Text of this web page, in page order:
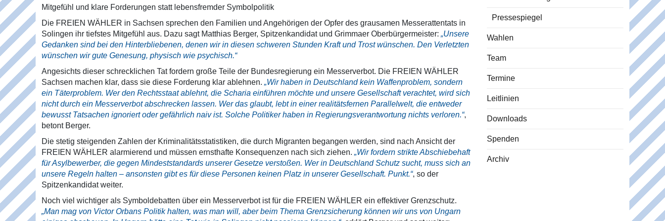
Mitgefühl und klare Forderungen statt lebensfremder Symbolpolitik
Die FREIEN WÄHLER in Sachsen sprechen den Familien und Angehörigen der Opfer des grausamen Messerattentats in
Solingen ihr tiefstes Mitgefühl aus. Dazu sagt Matthias Berger, Spitzenkandidat und Grimmaer Oberbürgermeister: „Unsere
Gedanken sind bei den Hinterbliebenen, denen wir in diesen schweren Stunden Kraft und Trost wünschen. Den Verletzten
wünschen wir gute Genesung, physisch wie psychisch.“
Angesichts dieser schrecklichen Tat fordern große Teile der Bundesregierung ein Messerverbot. Die FREIEN WÄHLER
Sachsen machen klar, dass sie diese Forderung klar ablehnen. „Wir haben in Deutschland kein Waffenproblem, sondern
ein Täterproblem. Wer den Rechtsstaat ablehnt, die Scharia einführen möchte und unsere Gesellschaft verachtet, wird sich
nicht durch ein Messerverbot abschrecken lassen. Wer das glaubt, lebt in einer realitätsfernen Parallelwelt, die entweder
bewusst Tatsachen ignoriert oder gefährlich naiv ist. Solche Politiker haben in Regierungsverantwortung nichts verloren.“,
betont Berger.
Die stetig steigenden Zahlen der Kriminalitätsstatistiken, die durch Migranten begangen werden, sind nach Ansicht der
FREIEN WÄHLER alarmierend und müssen ernsthafte Konsequenzen nach sich ziehen. „Wir fordern strikte Abschiebehaft
für Asylbewerber, die gegen Mindeststandards unserer Gesetze verstoßen. Wer in Deutschland Schutz sucht, muss sich an
unsere Regeln halten – ansonsten gibt es für diese Personen keinen Platz in unserer Gesellschaft. Punkt.“, so der
Spitzenkandidat weiter.
Noch viel wichtiger als Symboldebatten über ein Messerverbot ist für die FREIEN WÄHLER ein effektiver Grenzschutz.
„Man mag von Victor Orbans Politik halten, was man will, aber beim Thema Grenzsicherung können wir uns von Ungarn
Pressespiegel
Wahlen
Team
Termine
Leitlinien
Downloads
Spenden
Archiv